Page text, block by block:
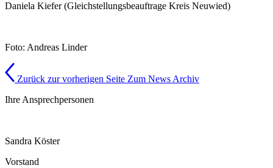
Daniela Kiefer (Gleichstellungsbeauftrage Kreis Neuwied)
Foto: Andreas Linder
Zurück zur vorherigen Seite Zum News Archiv
Ihre Ansprechpersonen
Sandra Köster
Vorstand